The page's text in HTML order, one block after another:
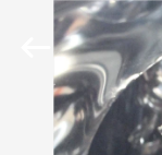
Reserved.